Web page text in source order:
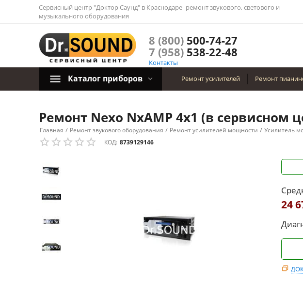
Сервисный центр "Доктор Саунд" в Краснодаре- ремонт звукового, светового и
музыкального оборудования
8 (800)500-74-27
7 (958)538-22-48
Контакты
Каталог приборов Ремонт усилителей Ремонт
Ремонт Nexo NxAMP 4x1 (в сервисном
Главная / Ремонт звукового оборудования / Ремонт усилителей мощности / Усилитель
КОД: 8739129146
24